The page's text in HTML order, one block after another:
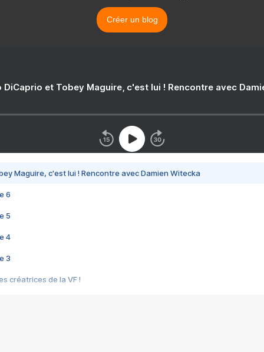
Créer un blog
DiCaprio et Tobey Maguire, c'est lui ! Rencontre avec
Maguire, c'est lui ! Rencontre avec Damien Witecka
6
5
4
3
créatrices de la VF !